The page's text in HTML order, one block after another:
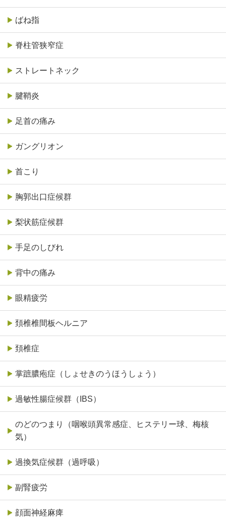
ばね指
脊柱管狭窄症
ストレートネック
腱鞘炎
足首の痛み
ガングリオン
首こり
胸郭出口症候群
梨状筋症候群
手足のしびれ
背中の痛み
眼精疲労
頚椎椎間板ヘルニア
頚椎症
掌蹠膿疱症（しょせきのうほうしょう）
過敏性腸症候群（IBS）
のどのつまり（咽喉頭異常感症、ヒステリー球、梅核
気）
過換気症候群（過呼吸）
副腎疲労
顔面神経麻痺